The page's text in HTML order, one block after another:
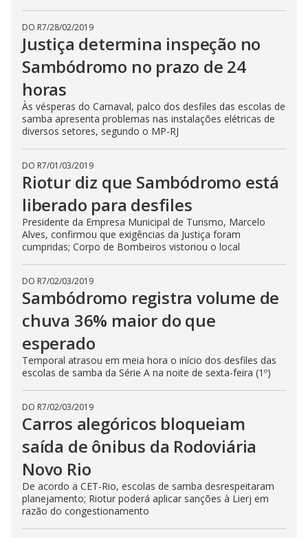
DO R7/28/02/2019
Justiça determina inspeção no
Sambódromo no prazo de 24
horas
Às vésperas do Carnaval, palco dos desfiles das escolas de
samba apresenta problemas nas instalações elétricas de
diversos setores, segundo o MP-RJ
DO R7/01/03/2019
Riotur diz que Sambódromo está
liberado para desfiles
Presidente da Empresa Municipal de Turismo, Marcelo
Alves, confirmou que exigências da Justiça foram
cumpridas; Corpo de Bombeiros vistoriou o local
DO R7/02/03/2019
Sambódromo registra volume de
chuva 36% maior do que
esperado
Temporal atrasou em meia hora o início dos desfiles das
escolas de samba da Série A na noite de sexta-feira (1º)
DO R7/02/03/2019
Carros alegóricos bloqueiam
saída de ônibus da Rodoviária
Novo Rio
De acordo a CET-Rio, escolas de samba desrespeitaram
planejamento; Riotur poderá aplicar sanções à Lierj em
razão do congestionamento